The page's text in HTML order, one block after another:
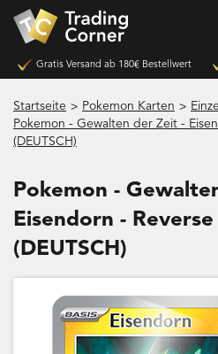
Gratis Versand ab 180€ Bestellwert
Startseite > Pokemon Karten >
Pokemon - Gewalten der Zeit -
(DEUTSCH)
Pokemon -
Eisendorn -
(DEUTSCH)